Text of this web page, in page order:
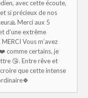
avec cette écoute,
si précieux de nos
Merci aux 5
d’une extrême
Vous m’avez
comme certains, je
😘. Entre rêve et
que cette intense